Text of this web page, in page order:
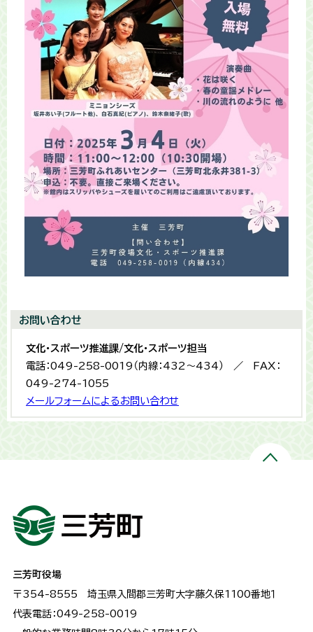
お問い合わせ
文化・スポーツ推進課/文化・スポーツ担当
電話：049-258-0019（内線：432〜434） ／ FAX：
049-274-1055
メールフォームによるお問い合わせ
三芳町役場
〒354-8555 埼玉県入間郡三芳町大字藤久保1100番地１
代表電話：049-258-0019